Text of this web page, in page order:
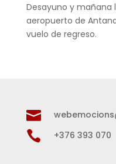
Desayuno y mañana
aeropuerto de
vuelo de regreso.

 +376 393 070